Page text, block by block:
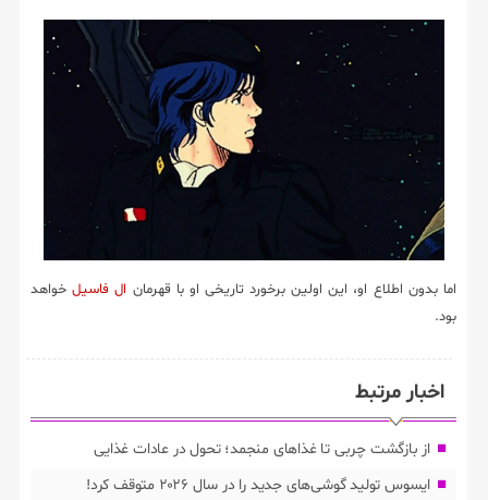
اما بدون اطلاع او، این اولین برخورد تاریخی او با قهرمان ال فاسیلخواهد
بود.
اخبار مرتبط
از بازگشت چربی تا غذاهای منجمد؛ تحول در عادات غذایی
ایسوس تولید گوشی‌های جدید را در سال ۲۰۲۶ متوقف کرد!